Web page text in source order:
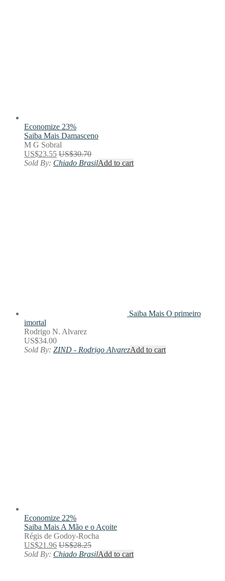
Economize 23%
Saiba Mais Damasceno
M G Sobral
US$23.55 US$30.70
Sold By: Chiado BrasilAdd to cart
Saiba Mais O primeiro
imortal
Rodrigo N. Alvarez
US$34.00
Sold By: ZIND - Rodrigo AlvarezAdd to cart
Economize 22%
Saiba Mais A Mão e o Açoite
Régis de Godoy-Rocha
US$21.96 US$28.25
Sold By: Chiado BrasilAdd to cart